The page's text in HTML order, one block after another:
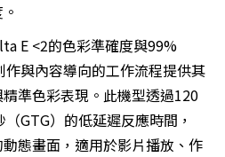
E <2的色彩準確度與99%
與內容導向的工作流程提供其
準色彩表現。此機型透過120
GTG）的低延遲反應時間，
態畫面，適用於影片播放、作